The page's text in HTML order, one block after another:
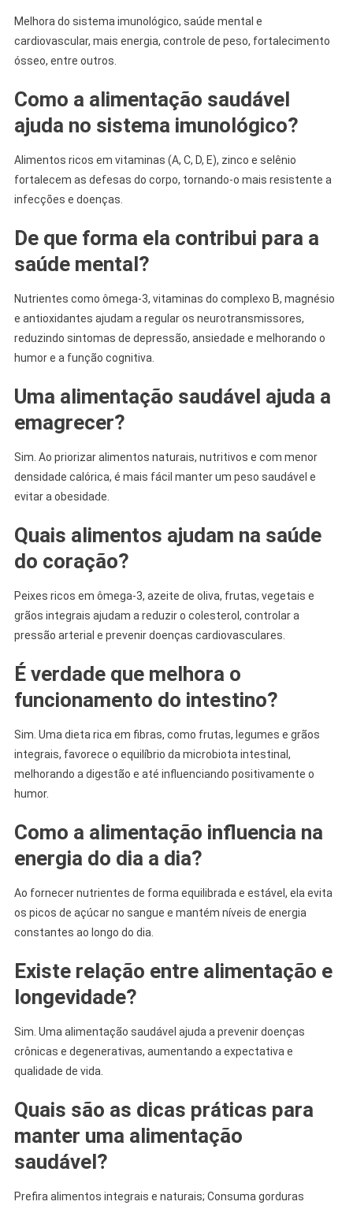
Melhora do sistema imunológico, saúde mental e
cardiovascular, mais energia, controle de peso, fortalecimento
ósseo, entre outros.
Como a alimentação saudável
ajuda no sistema imunológico?
Alimentos ricos em vitaminas (A, C, D, E), zinco e selênio
fortalecem as defesas do corpo, tornando-o mais resistente a
infecções e doenças.
De que forma ela contribui para a
saúde mental?
Nutrientes como ômega-3, vitaminas do complexo B, magnésio
e antioxidantes ajudam a regular os neurotransmissores,
reduzindo sintomas de depressão, ansiedade e melhorando o
humor e a função cognitiva.
Uma alimentação saudável ajuda a
emagrecer?
Sim. Ao priorizar alimentos naturais, nutritivos e com menor
densidade calórica, é mais fácil manter um peso saudável e
evitar a obesidade.
Quais alimentos ajudam na saúde
do coração?
Peixes ricos em ômega-3, azeite de oliva, frutas, vegetais e
grãos integrais ajudam a reduzir o colesterol, controlar a
pressão arterial e prevenir doenças cardiovasculares.
É verdade que melhora o
funcionamento do intestino?
Sim. Uma dieta rica em fibras, como frutas, legumes e grãos
integrais, favorece o equilíbrio da microbiota intestinal,
melhorando a digestão e até influenciando positivamente o
humor.
Como a alimentação influencia na
energia do dia a dia?
Ao fornecer nutrientes de forma equilibrada e estável, ela evita
os picos de açúcar no sangue e mantém níveis de energia
constantes ao longo do dia.
Existe relação entre alimentação e
longevidade?
Sim. Uma alimentação saudável ajuda a prevenir doenças
crônicas e degenerativas, aumentando a expectativa e
qualidade de vida.
Quais são as dicas práticas para
manter uma alimentação
saudável?
Prefira alimentos integrais e naturais; Consuma gorduras